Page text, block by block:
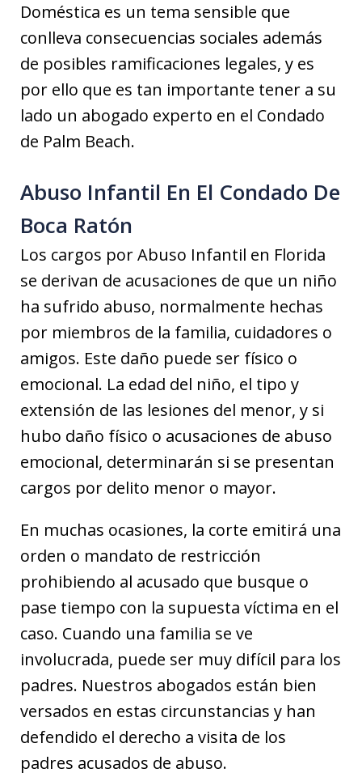
Doméstica es un tema sensible que
conlleva consecuencias sociales además
de posibles ramificaciones legales, y es
por ello que es tan importante tener a su
lado un abogado experto en el Condado
de Palm Beach.
Abuso Infantil En El Condado De
Boca Ratón
Los cargos por Abuso Infantil en Florida
se derivan de acusaciones de que un niño
ha sufrido abuso, normalmente hechas
por miembros de la familia, cuidadores o
amigos. Este daño puede ser físico o
emocional. La edad del niño, el tipo y
extensión de las lesiones del menor, y si
hubo daño físico o acusaciones de abuso
emocional, determinarán si se presentan
cargos por delito menor o mayor.
En muchas ocasiones, la corte emitirá una
orden o mandato de restricción
prohibiendo al acusado que busque o
pase tiempo con la supuesta víctima en el
caso. Cuando una familia se ve
involucrada, puede ser muy difícil para los
padres. Nuestros abogados están bien
versados en estas circunstancias y han
defendido el derecho a visita de los
padres acusados de abuso.